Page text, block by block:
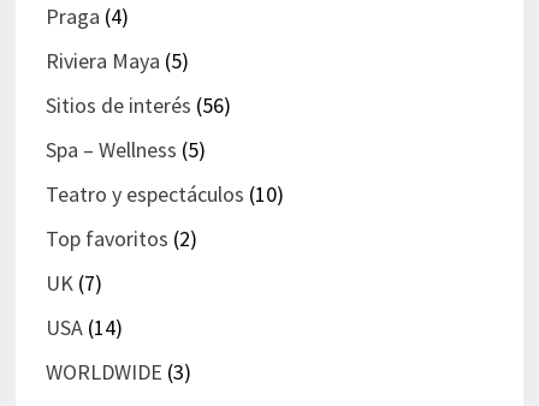
Praga (4)
Riviera Maya (5)
Sitios de interés (56)
Spa – Wellness (5)
Teatro y espectáculos (10)
Top favoritos (2)
UK(7)
USA(14)
WORLDWIDE (3)